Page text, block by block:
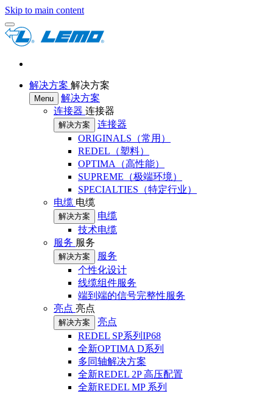
Skip to main content
解决方案 解决方案
Menu
解决方案
连接器 连接器
解决方案
连接器
ORIGINALS（常用）
REDEL（塑料）
OPTIMA（高性能）
SUPREME（极端环境）
SPECIALTIES（特定行业）
电缆 电缆
解决方案
电缆
技术电缆
服务 服务
解决方案
服务
个性化设计
线缆组件服务
端到端的信号完整性服务
亮点 亮点
解决方案
亮点
REDEL SP系列IP68
全新OPTIMA D系列
多同轴解决方案
全新REDEL 2P 高压配置
全新REDEL MP 系列